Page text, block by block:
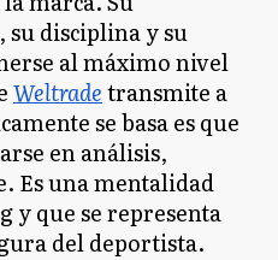
su disciplina y su
al máximo nivel
Weltradetransmite a
se basa es que
en análisis,
Es una mentalidad
y que se representa
del deportista.